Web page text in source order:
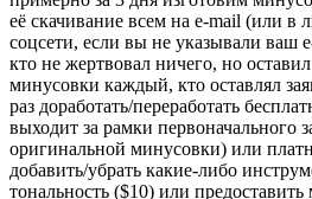
её скачивание всем на e-mail (или в
соцсети, если вы не указывали ваш
кто не жертвовал ничего, но
минусовки каждый, кто оставлял
раз доработать/переработать
выходит за рамки первоначального
оригинальной минусовки) или
добавить/убрать какие-либо
тональность ($10) или предоставить